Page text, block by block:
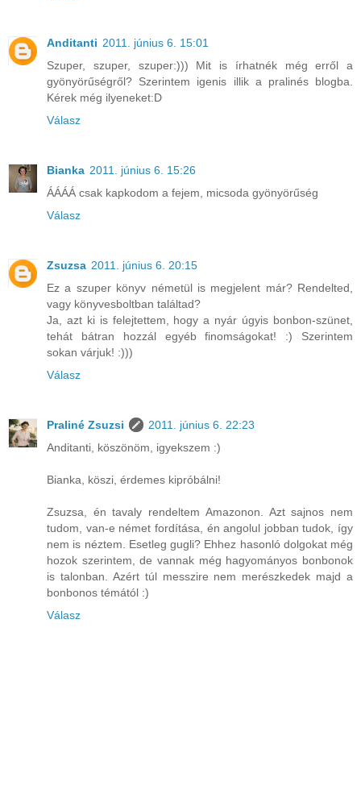
Anditanti 2011. június 6. 15:01
Szuper, szuper, szuper:))) Mit is írhatnék még erről a
gyönyörűségről? Szerintem igenis illik a pralinés blogba.
Kérek még ilyeneket:D
Válasz
Bianka 2011. június 6. 15:26
ÁÁÁÁ csak kapkodom a fejem, micsoda gyönyörűség
Válasz
Zsuzsa 2011. június 6. 20:15
Ez a szuper könyv németül is megjelent már? Rendelted,
vagy könyvesboltban találtad?
Ja, azt ki is felejtettem, hogy a nyár úgyis bonbon-szünet,
tehát bátran hozzál egyéb finomságokat! :) Szerintem
sokan várjuk! :)))
Válasz
Praliné Zsuzsi
2011. június 6. 22:23
Anditanti, köszönöm, igyekszem :)
Bianka, köszi, érdemes kipróbálni!
Zsuzsa, én tavaly rendeltem Amazonon. Azt sajnos nem
tudom, van-e német fordítása, én angolul jobban tudok, így
nem is néztem. Esetleg gugli? Ehhez hasonló dolgokat még
hozok szerintem, de vannak még hagyományos bonbonok
is talonban. Azért túl messzire nem merészkedek majd a
bonbonos témától :)
Válasz